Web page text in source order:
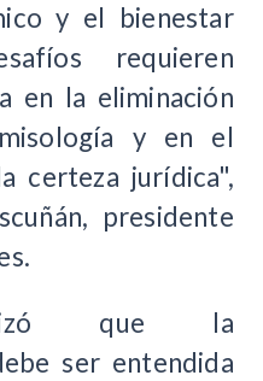
y el bienestar
requieren
en la eliminación
y en el
certeza jurídica",
presidente
que la
ser entendida